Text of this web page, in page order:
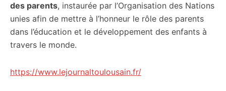
des parents, instaurée par l’Organisation des Nations
unies afin de mettre à l’honneur le rôle des parents
dans l’éducation et le développement des enfants à
travers le monde.
https://www.lejournaltoulousain.fr/